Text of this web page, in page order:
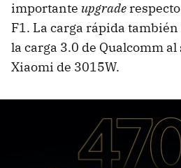
importante upgrade
F1. La carga rápida
la carga 3.0 de Qualcomm
Xiaomi de 3015W.